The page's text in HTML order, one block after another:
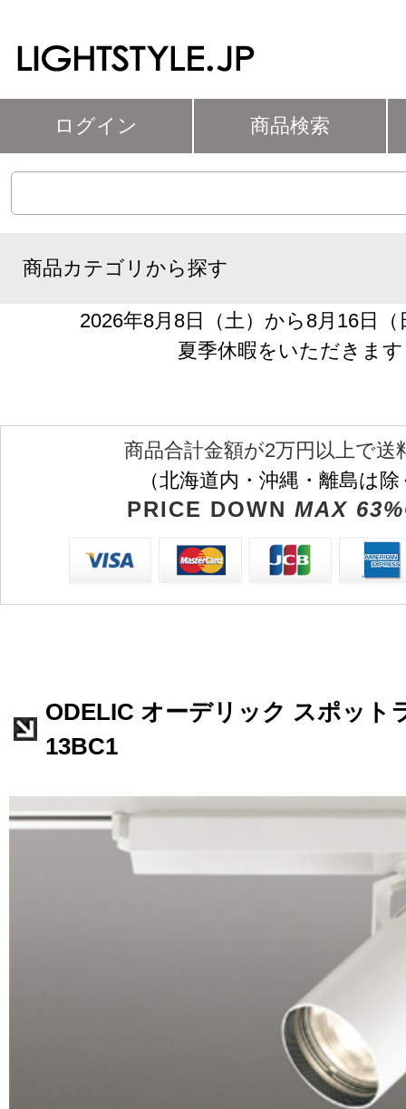
ログイン 商品検索
商品カテゴリから探す
2026年8月8日（土）から8月16日
夏季休暇をいただきます
商品合計金額が2万円以上で送
（北海道内・沖縄・離島は
PRICE DOWN MAX
ODELIC オーデリック スポット
13BC1